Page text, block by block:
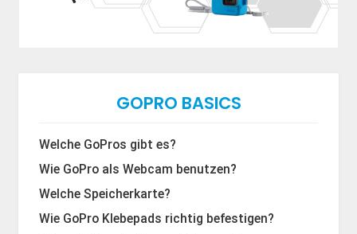
GOPRO BASICS
Welche GoPros gibt es?
Wie GoPro als Webcam benutzen?
Welche Speicherkarte?
Wie GoPro Klebepads richtig befestigen?